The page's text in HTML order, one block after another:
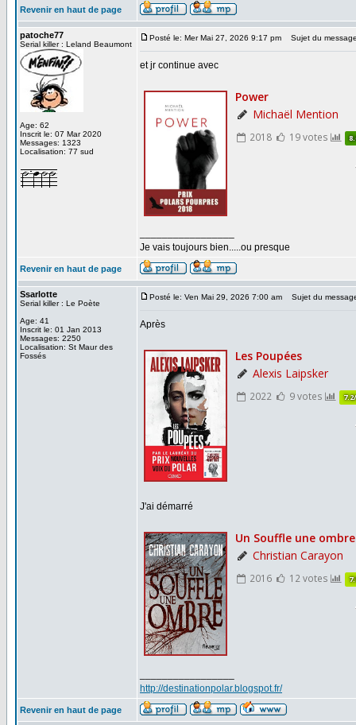
Revenir en haut de page
patoche77
Serial killer : Leland Beaumont
Age: 62
Inscrit le: 07 Mar 2020
Messages: 1323
Localisation: 77 sud
Posté le: Mer Mai 27, 2026 9:17 pm Sujet du
et jr continue avec
Je vais toujours bien.....ou presque
Revenir en haut de page
Ssarlotte
Serial killer : Le Poète
Age: 41
Inscrit le: 01 Jan 2013
Messages: 2250
Localisation: St Maur des
Fossés
Posté le: Ven Mai 29, 2026 7:00 am Sujet du
Après
J'ai démarré
http://destinationpolar.blogspot.fr/
Revenir en haut de page